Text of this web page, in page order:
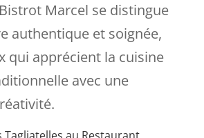
Marcel se distingue
authentique et soignée,
qui apprécient la cuisine
avec une